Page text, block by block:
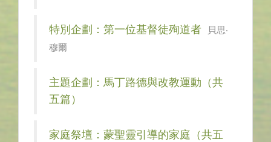
特別企劃：第一位基督徒殉道者
貝思‧
穆爾
主題企劃：馬丁路德與改教運動（共
五篇）
家庭祭壇：蒙聖靈引導的家庭（共五